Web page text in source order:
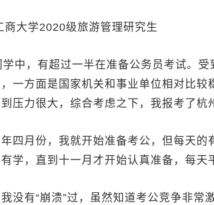
大学2020级旅游管理研究生
，有超过一半在准备公务员考试。受
一方面是国家机关和事业单位相对比较
压力很大，综合考虑之下，我报考了杭
月份，我就开始准备考公，但每天的
学，直到十一月才开始认真准备，每天
有“崩溃”过，虽然知道考公竞争非常